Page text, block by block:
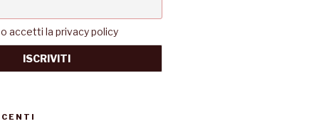
accetti la privacy policy